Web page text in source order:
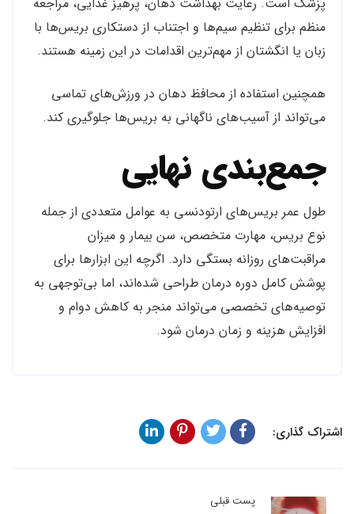
منظم برای تنظیم سیم‌ها و اجتناب از دستکاری بریس‌ها با
زبان یا انگشتان از مهم‌ترین اقدامات در این زمینه هستند.
همچنین استفاده از محافظ دهان در ورزش‌های تماسی
می‌تواند از آسیب‌های ناگهانی به بریس‌ها جلوگیری کند.
جمع‌بندی نهایی
طول عمر بریس‌های ارتودنسی به عوامل متعددی از جمله
نوع بریس، مهارت متخصص، سن بیمار و میزان
مراقبت‌های روزانه بستگی دارد. اگرچه این ابزارها برای
پوشش کامل دوره درمان طراحی شده‌اند، اما بی‌توجهی به
توصیه‌های تخصصی می‌تواند منجر به کاهش دوام و
افزایش هزینه و زمان درمان شود.
اشتراک گذاری:
پست قبلی